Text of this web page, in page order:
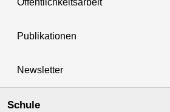
Öffentlichkeitsarbeit
Publikationen
Newsletter
Schule